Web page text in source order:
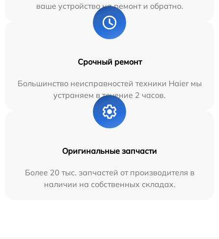
ваше устройство на ремонт и обратно.
Срочный ремонт
Большинство неисправностей техники Haier мы
устраняем в течение 2 часов.
Оригинальные запчасти
Более 20 тыс. запчастей от производителя в
наличии на собственных складах.